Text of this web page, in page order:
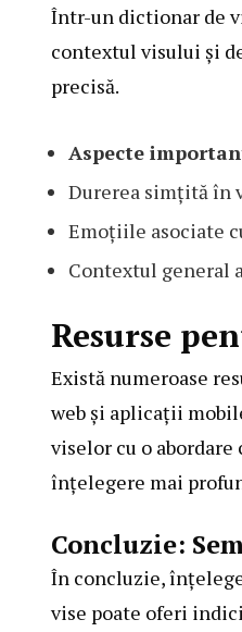
Într-un dictionar de
contextul visului și
precisă.
Aspecte
Durerea simțită în
Emoțiile asociate
Contextul general
Resurse
Există numeroase
web și aplicații
viselor cu o
înțelegere mai
Concluzie:
În concluzie,
vise poate oferi